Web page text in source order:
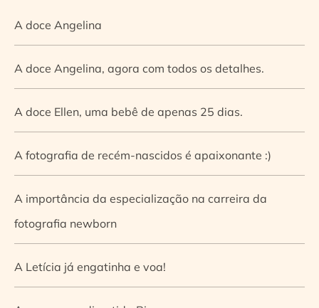
A doce Angelina
A doce Angelina, agora com todos os detalhes.
A doce Ellen, uma bebê de apenas 25 dias.
A fotografia de recém-nascidos é apaixonante :)
A importância da especialização na carreira da
fotografia newborn
A Letícia já engatinha e voa!